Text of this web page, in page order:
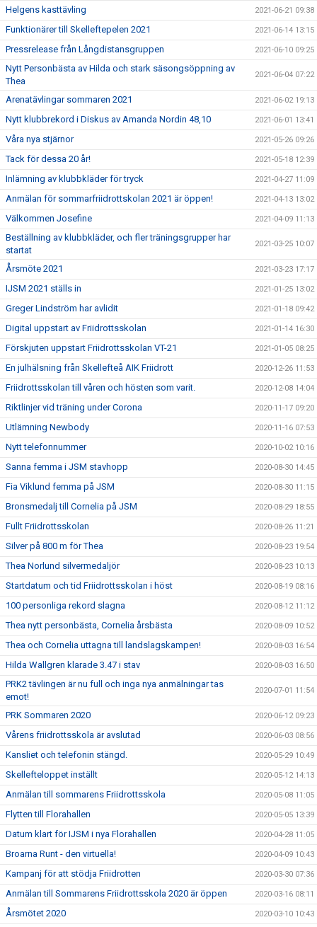
Helgens kasttävling 2021-06-21 09:38
Funktionärer till Skelleftepelen 2021 2021-06-14 13:15
Pressrelease från Långdistansgruppen 2021-06-10 09:25
Nytt Personbästa av Hilda och stark säsongsöppning av
Thea
2021-06-04 07:22
Arenatävlingar sommaren 2021 2021-06-02 19:13
Nytt klubbrekord i Diskus av Amanda Nordin 48,10 2021-06-01 13:41
Våra nya stjärnor 2021-05-26 09:26
Tack för dessa 20 år! 2021-05-18 12:39
Inlämning av klubbkläder för tryck 2021-04-27 11:09
Anmälan för sommarfriidrottskolan 2021 är öppen! 2021-04-13 13:02
Välkommen Josefine 2021-04-09 11:13
Beställning av klubbkläder, och fler träningsgrupper har
startat
2021-03-25 10:07
Årsmöte 2021 2021-03-23 17:17
IJSM 2021 ställs in 2021-01-25 13:02
Greger Lindström har avlidit 2021-01-18 09:42
Digital uppstart av Friidrottsskolan 2021-01-14 16:30
Förskjuten uppstart Friidrottsskolan VT-21 2021-01-05 08:25
En julhälsning från Skellefteå AIK Friidrott 2020-12-26 11:53
Friidrottsskolan till våren och hösten som varit. 2020-12-08 14:04
Riktlinjer vid träning under Corona 2020-11-17 09:20
Utlämning Newbody 2020-11-16 07:53
Nytt telefonnummer 2020-10-02 10:16
Sanna femma i JSM stavhopp 2020-08-30 14:45
Fia Viklund femma på JSM 2020-08-30 11:15
Bronsmedalj till Cornelia på JSM 2020-08-29 18:55
Fullt Friidrottsskolan 2020-08-26 11:21
Silver på 800 m för Thea 2020-08-23 19:54
Thea Norlund silvermedaljör 2020-08-23 10:13
Startdatum och tid Friidrottsskolan i höst 2020-08-19 08:16
100 personliga rekord slagna 2020-08-12 11:12
Thea nytt personbästa, Cornelia årsbästa 2020-08-09 10:52
Thea och Cornelia uttagna till landslagskampen! 2020-08-03 16:54
Hilda Wallgren klarade 3.47 i stav 2020-08-03 16:50
PRK2 tävlingen är nu full och inga nya anmälningar tas
emot!
2020-07-01 11:54
PRK Sommaren 2020 2020-06-12 09:23
Vårens friidrottsskola är avslutad 2020-06-03 08:56
Kansliet och telefonin stängd. 2020-05-29 10:49
Skellefteloppet inställt 2020-05-12 14:13
Anmälan till sommarens Friidrottsskola 2020-05-08 11:05
Flytten till Florahallen 2020-05-05 13:39
Datum klart för IJSM i nya Florahallen 2020-04-28 11:05
Broarna Runt - den virtuella! 2020-04-09 10:43
Kampanj för att stödja Friidrotten 2020-03-30 07:36
Anmälan till Sommarens Friidrottsskola 2020 är öppen 2020-03-16 08:11
Årsmötet 2020 2020-03-10 10:43